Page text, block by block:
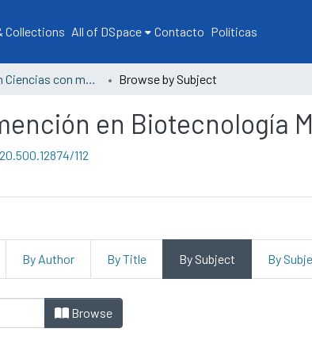
Collections All of DSpace Contacto Políticas
Maestría en Ciencias con mención en Biotecnología Molecular Browse by Subject
en Biotecnología
112
By Author By Title By Subject By
con mención en
Browse